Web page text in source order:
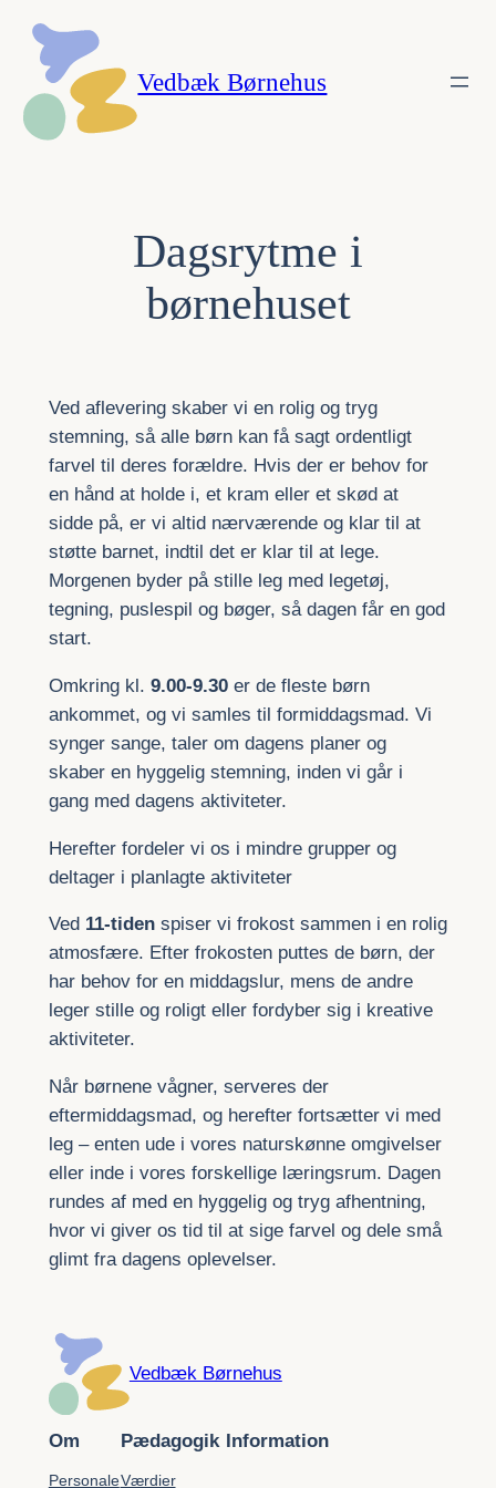
Spring
indhold
Vedbæk Børnehus
Dagsrytme i
børnehuset
Ved aflevering skaber vi en rolig og tryg
stemning, så alle børn kan få sagt ordentligt
farvel til deres forældre. Hvis der er behov for
en hånd at holde i, et kram eller et skød at
sidde på, er vi altid nærværende og klar til at
støtte barnet, indtil det er klar til at lege.
Morgenen byder på stille leg med legetøj,
tegning, puslespil og bøger, så dagen får en god
start.
Omkring kl. 9.00-9.30er de fleste børn
ankommet, og vi samles til formiddagsmad. Vi
synger sange, taler om dagens planer og
skaber en hyggelig stemning, inden vi går i
gang med dagens aktiviteter.
Herefter fordeler vi os i mindre grupper og
deltager i planlagte aktiviteter
Ved 11-tidenspiser vi frokost sammen i en rolig
atmosfære. Efter frokosten puttes de børn, der
har behov for en middagslur, mens de andre
leger stille og roligt eller fordyber sig i kreative
aktiviteter.
Når børnene vågner, serveres der
eftermiddagsmad, og herefter fortsætter vi med
leg – enten ude i vores naturskønne omgivelser
eller inde i vores forskellige læringsrum. Dagen
rundes af med en hyggelig og tryg afhentning,
hvor vi giver os tid til at sige farvel og dele små
glimt fra dagens oplevelser.
Vedbæk Børnehus
Om
Personale
Pædagogik
Værdier
Information